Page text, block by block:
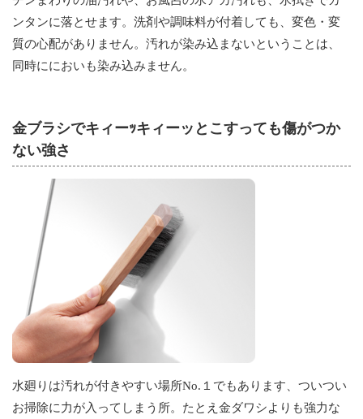
ンタンに落とせます。洗剤や調味料が付着しても、変色・変
質の心配がありません。汚れが染み込まないということは、
同時ににおいも染み込みません。
金ブラシでキィーｯキィーッとこすっても傷がつか
ない強さ
水廻りは汚れが付きやすい場所No.１でもあります、ついつい
お掃除に力が入ってしまう所。たとえ金ダワシよりも強力な